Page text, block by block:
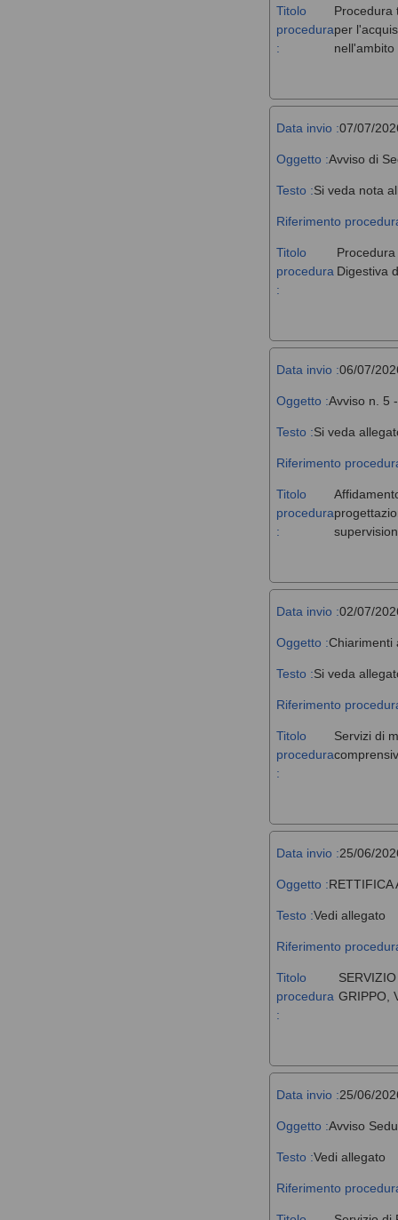
Titolo
procedura
:
Procedura
per
Data invio :07/07/
Oggetto :Avviso di
Testo :Si veda nota
Riferimento
Titolo
procedura
:
Digestiva
Data invio :06/07/
Oggetto :Avviso n. 5
Testo :Si veda
Riferimento
Titolo
procedura
:
Data invio :02/07/
Oggetto :Chiarimenti
Testo :Si veda
Riferimento
Titolo
procedura
:
Servizi di
Data invio :25/06/
Oggetto :RETTIFICA
Testo :Vedi allegato
Riferimento
Titolo
procedura
:
GRIPPO,
Data invio :25/06/
Oggetto :Avviso
Testo :Vedi allegato
Riferimento